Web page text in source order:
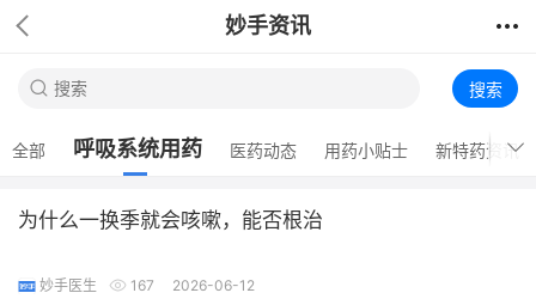
妙手资讯
搜索
全部 呼吸系统用药 医药动态 用药小贴士 新特药资讯
为什么一换季就会咳嗽，能否根治
妙手医生 167 2026-06-12